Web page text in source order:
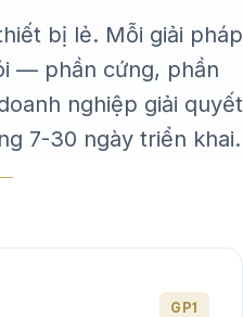
bị lẻ. Mỗi giải pháp
— phần cứng, phần
nghiệp giải quyết
7-30 ngày triển khai.
GP1